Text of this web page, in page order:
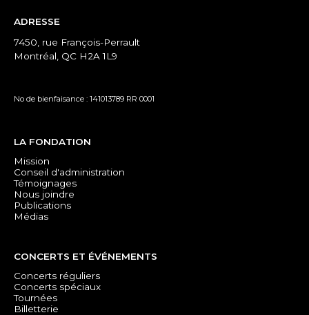
ADRESSE
7450, rue François-Perrault
Montréal, QC H2A 1L9
No de bienfaisance : 141013789 RR 0001
LA FONDATION
Mission
Conseil d'administration
Témoignages
Nous joindre
Publications
Médias
CONCERTS ET ÉVÉNEMENTS
Concerts réguliers
Concerts spéciaux
Tournées
Billetterie